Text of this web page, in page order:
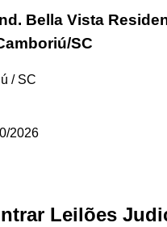
Bella Vista
SC
/ SC
2026
Leilões